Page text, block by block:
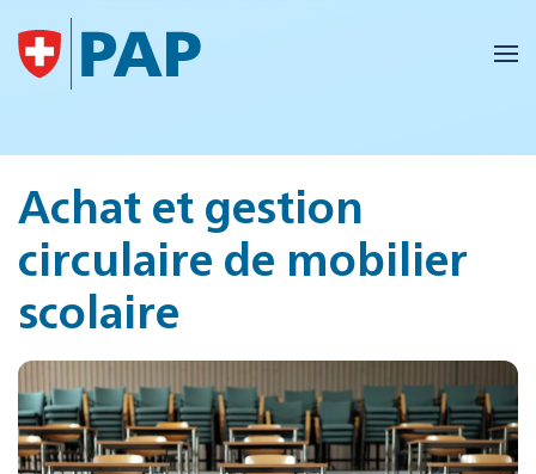
Accéder au contenu principal
Achat et gestion
circulaire de mobilier
scolaire